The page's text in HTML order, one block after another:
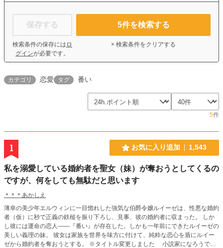
保存する
検索条件の保存には ロ
グインが必要です。
5件を検索する
× 検索条件をクリアする
カテゴリ 恋愛 タグ 番い
5件
1 お気に入り追加 1,543
私を溺愛している婚約者を聖女（妹）が奪おうとしてくるの
ですが、何をしても無駄だと思います
＊＊＊あかしえ
薄幸の美少年エルウィンに一目惚れした強気な伯爵令嬢ルイーゼは、性悪な婚約
者（仮）に秒で正義の鉄槌を振り下ろし、見事、彼の婚約者に収まった。 しか
し彼には運命の恋人――『番い』が存在した。しかも一年前にできたルイーゼの
美しい義理の妹。 彼女は家族を世界を味方に付けて、純粋な恋心を盾にルイー
ゼから婚約者を奪おうとする。 ※タイトル変更しました 小説家になろうでも